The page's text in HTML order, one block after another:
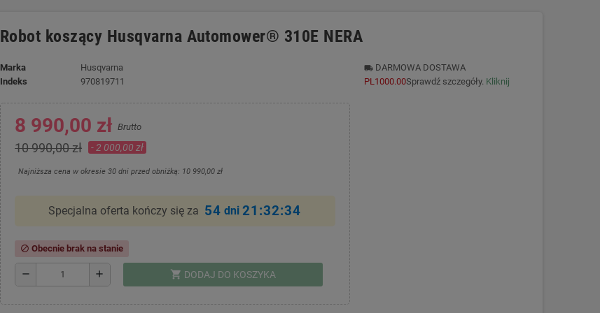
Robot koszący Husqvarna Automower® 310E NERA
Marka
Husqvarna
Indeks
970819711
8 990,00 zł Brutto
10 990,00 zł - 2 000,00 zł
Najniższa cena w okresie 30 dni przed obniżką: 10 990,00 zł
Specjalna oferta kończy się za 54 dni 21:32:34
block Obecnie brak na stanie
remove add shopping_cart DODAJ DO KOSZYKA
local_shippingDARMOWA DOSTAWA
PL1000.00Sprawdź szczegóły. Kliknij